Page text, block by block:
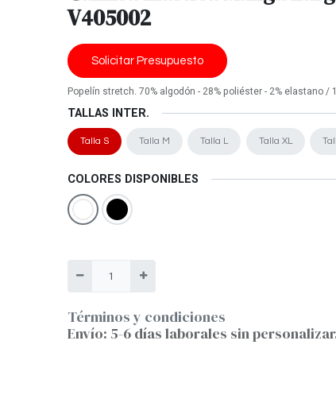
V405002
Solicitar Presupuesto
Popelín stretch. 70% algodón - 28% poliéster - 2% elastano /
TALLAS INTER.
Talla S Talla M Talla L Talla XL
COLORES DISPONIBLES
Términos y condiciones
Envío: 5-6 días laborales sin